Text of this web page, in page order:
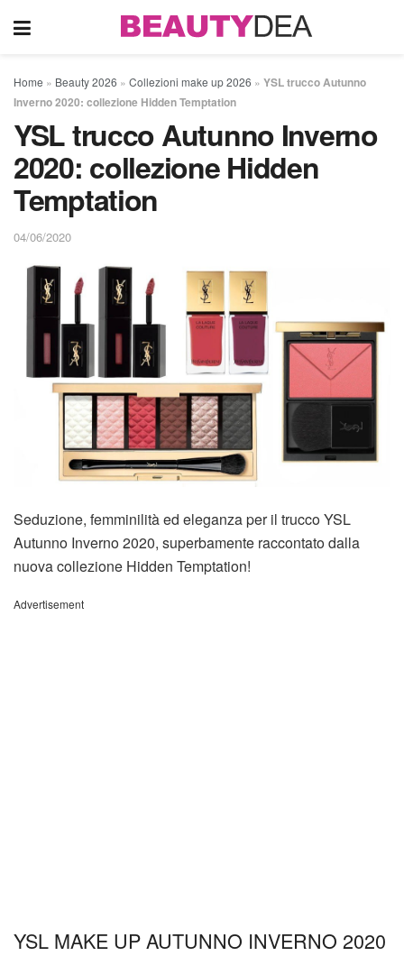
Home » Beauty 2026 » Collezioni make up 2026 » YSL trucco Autunno
Inverno 2020: collezione Hidden Temptation
YSL trucco Autunno Inverno
2020: collezione Hidden
Temptation
04/06/2020
Seduzione, femminilità ed eleganza per il trucco YSL
Autunno Inverno 2020, superbamente raccontato dalla
nuova collezione Hidden Temptation!
Advertisement
YSL MAKE UP AUTUNNO INVERNO 2020